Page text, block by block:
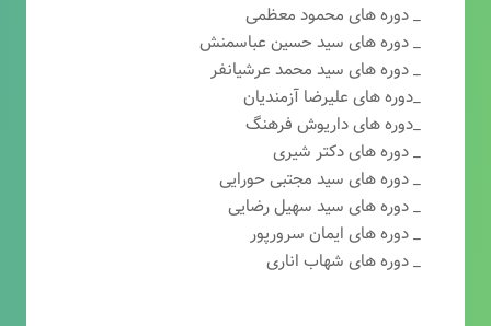
_ دوره های محمود معظمی
_ دوره های سید حسین عباسمنش
_ دوره های سید محمد عرشیانفر
_دوره های علیرضا آزمندیان
_دوره های داریوش فرهنگ
_ دوره های دکتر شیری
_ دوره های سید مجتبی حورایی
_ دوره های سید سهیل رضایی
_ دوره های ایمان سرورپور
_ دوره های شهاب اناری